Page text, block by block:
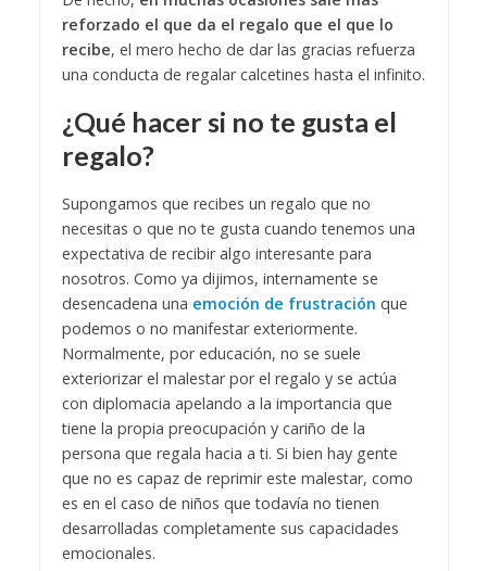
reforzado el que da el regalo que el que lo
recibe, el mero hecho de dar las gracias refuerza
una conducta de regalar calcetines hasta el infinito.
¿Qué hacer si no te gusta el
regalo?
Supongamos que recibes un regalo que no
necesitas o que no te gusta cuando tenemos una
expectativa de recibir algo interesante para
nosotros. Como ya dijimos, internamente se
desencadena una emoción de frustración que
podemos o no manifestar exteriormente.
Normalmente, por educación, no se suele
exteriorizar el malestar por el regalo y se actúa
con diplomacia apelando a la importancia que
tiene la propia preocupación y cariño de la
persona que regala hacia a ti. Si bien hay gente
que no es capaz de reprimir este malestar, como
es en el caso de niños que todavía no tienen
desarrolladas completamente sus capacidades
emocionales.